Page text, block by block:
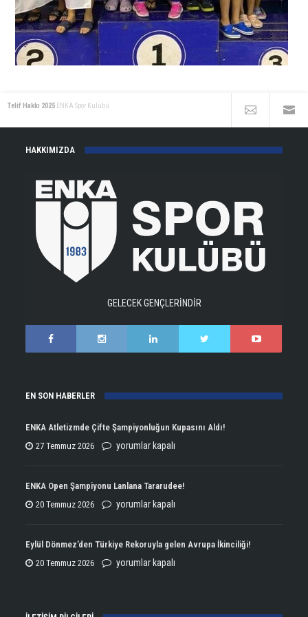
Telif Hakkı 2025 ENKA Spor Kulübü
HAKKIMIZDA
GELECEK GENÇLERİNDİR
EN SON HABERLER
ENKA Atletizmde Çifte Şampiyonluğun Kupasını Aldı!
27 Temmuz 2026
ENKA
Çifte
Şampiyonluğun
yorumlar kapalı
ENKA Open Şampiyonu Lanlana Tararudee!
20 Temmuz 2026
ENKA
Şampiyonu
Lanlana
yorumlar kapalı
Eylül Dönmez’den Türkiye Rekoruyla gelen Avrupa İkinciliği!
20 Temmuz 2026
Eylül
yorumlar kapalı